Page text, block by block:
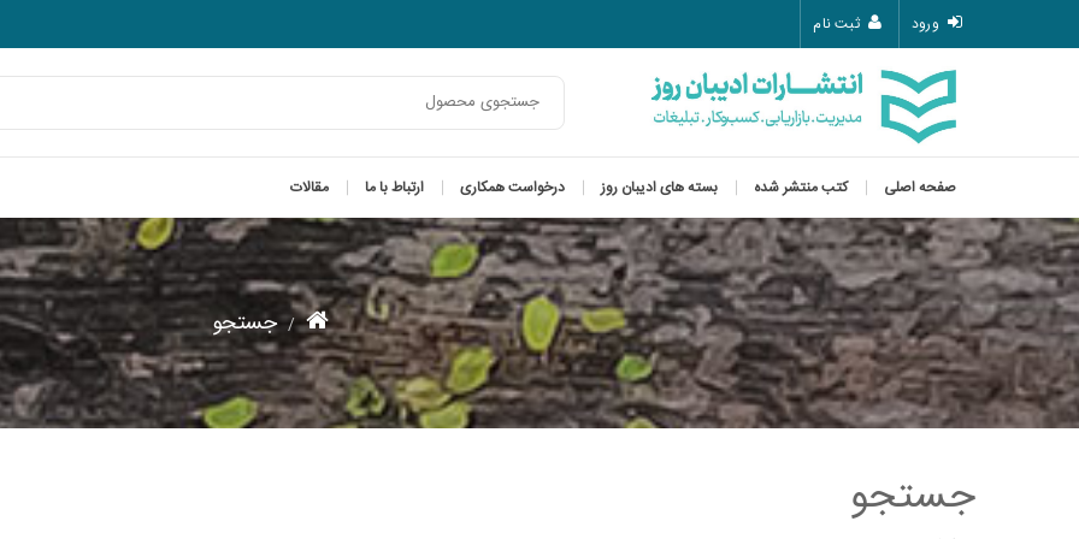
ورود ثبت نام
صفحه اصلی کتب منتشر شده بسته های ادیبان روز درخواست همکاری ارتباط با ما مقالات
جستجو
جستجو